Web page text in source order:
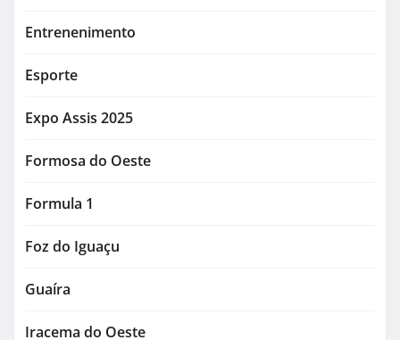
Entrenenimento
Esporte
Expo Assis 2025
Formosa do Oeste
Formula 1
Foz do Iguaçu
Guaíra
Iracema do Oeste